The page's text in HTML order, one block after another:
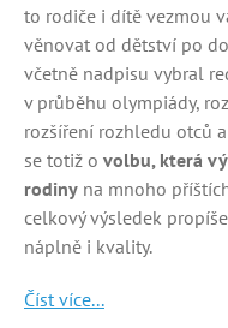
to rodiče i dítě vezmou
věnovat od dětství po
včetně nadpisu vybral
v průběhu olympiády,
rozšíření rozhledu otců
se totiž o volbu, která
rodiny na mnoho
celkový výsledek
náplně i kvality.
Číst více...